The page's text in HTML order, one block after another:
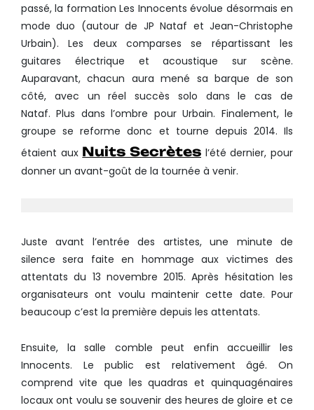
passé, la formation Les Innocents évolue désormais en
mode duo (autour de JP Nataf et Jean-Christophe
Urbain). Les deux comparses se répartissant les
guitares électrique et acoustique sur scène.
Auparavant, chacun aura mené sa barque de son
côté, avec un réel succès solo dans le cas de
Nataf. Plus dans l’ombre pour Urbain. Finalement, le
groupe se reforme donc et tourne depuis 2014. Ils
étaient aux Nuits Secrètes l’été dernier, pour
donner un avant-goût de la tournée à venir.
Juste avant l’entrée des artistes, une minute de
silence sera faite en hommage aux victimes des
attentats du 13 novembre 2015. Après hésitation les
organisateurs ont voulu maintenir cette date. Pour
beaucoup c’est la première depuis les attentats.
Ensuite, la salle comble peut enfin accueillir les
Innocents. Le public est relativement âgé. On
comprend vite que les quadras et quinquagénaires
locaux ont voulu se souvenir des heures de gloire et ce